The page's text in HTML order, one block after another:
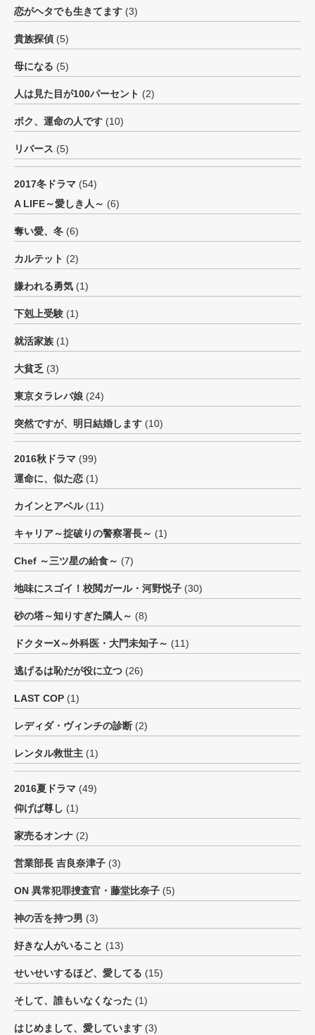
恋がヘタでも生きてます (3)
貴族探偵 (5)
母になる (5)
人は見た目が100パーセント (2)
ボク、運命の人です (10)
リバース (5)
2017冬ドラマ (54)
A LIFE～愛しき人～ (6)
奪い愛、冬 (6)
カルテット (2)
嫌われる勇気 (1)
下剋上受験 (1)
就活家族 (1)
大貧乏 (3)
東京タラレバ娘 (24)
突然ですが、明日結婚します (10)
2016秋ドラマ (99)
運命に、似た恋 (1)
カインとアベル(11)
キャリア～掟破りの警察署長～ (1)
Chef ～三ツ星の給食～ (7)
地味にスゴイ！校閲ガール・河野悦子 (30)
砂の塔～知りすぎた隣人～ (8)
ドクターX～外科医・大門未知子～ (11)
逃げるは恥だが役に立つ (26)
LAST COP (1)
レディダ・ヴィンチの診断 (2)
レンタル救世主 (1)
2016夏ドラマ (49)
仰げば尊し (1)
家売るオンナ (2)
営業部長 吉良奈津子 (3)
ON 異常犯罪捜査官・藤堂比奈子 (5)
神の舌を持つ男 (3)
好きな人がいること (13)
せいせいするほど、愛してる (15)
そして、誰もいなくなった (1)
はじめまして、愛しています (3)